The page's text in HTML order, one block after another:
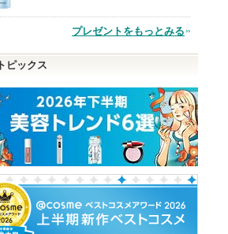
品
プレゼントをもっとみる
ピックス